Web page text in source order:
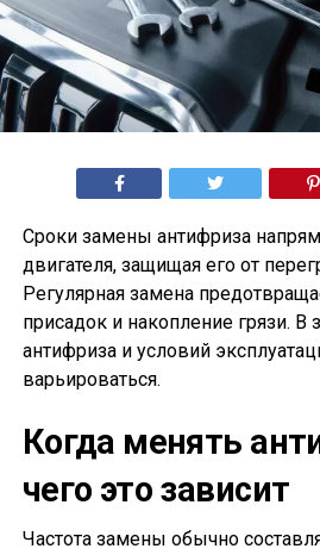
Сроки замены антифриза
двигателя, защищая его от
Регулярная замена
присадок и накопление грязи. В
антифриза и условий
варьироваться.
Когда менять
чего это зависит
Частота замены обычно